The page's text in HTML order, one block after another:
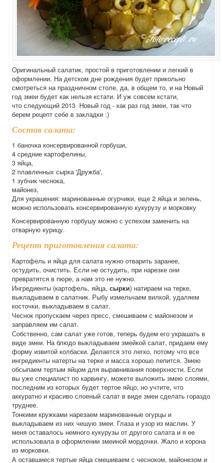
Оригинальный салатик, простой в приготовлении и легкий в
оформлении. На детском дне рождения будет прикольно
смотреться на праздничном столе, да, в общем то, и на Новый
год змеи будет как нельзя кстати. И уж совсем кстати,
что следующий 2013 Новый год - как раз год змеи, так что
берем рецепт себе в закладки :)
Состав салата:
1 баночка консервированной горбуши,
4 средние картофелины,
3 яйца,
2 плавленных сырка 'Дружба',
1 зубчик чеснока,
майонез,
Для украшения: маринованные огурчики, еще 2 яйца и зелень,
можно использовать консервированную кукурузу и морковку
Консервированную горбушу можно с успехом заменить на
отварную курицу.
Рецепт приготовления салата:
Картофель и яйца для салата нужно отварить заранее,
остудить, очистить. Если не остудить, при нарезке они
превратятся в пюре, а нам это не нужно.
Ингредиенты (картофель, яйца, сырки) натираем на терке,
выкладываем в салатник. Рыбу измельчаем вилкой, удаляем
косточки, выкладываем в салат.
Чеснок пропускаем через пресс, смешиваем с майонезом и
заправляем им салат.
Собственно, сам салат уже готов, теперь будем его украшать в
виде змеи. На блюдо выкладываем змейкой салат, придаем ему
форму извитой колбаски. Делается это легко, потому что все
ингредиенты натерты на терке и масса хорошо лепится. Змею
обсыпаем тертым яйцом для выравнивания поверхности. Если
вы уже специалист по карвингу, можете выложить змею слоями,
последним из которых будет тертое яйцо, но учтите, что
аккуратно и красиво слоеный салат в виде змеи сделать гораздо
труднее.
Тонкими кружками нарезаем маринованные огурцы и
выкладываем из них чешую змеи. Глаза и узор из маслин. У
меня оставалось немного кукурузы от другого салата и я ее
использовала в оформлении змеиной мордочки. Жало и корона
из морковки.
А оставшиеся тертые яйца смешиваем с чесноком, майонезом и